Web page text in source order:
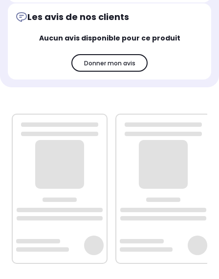
Les avis de nos clients
Aucun avis disponible pour ce produit
Donner mon avis